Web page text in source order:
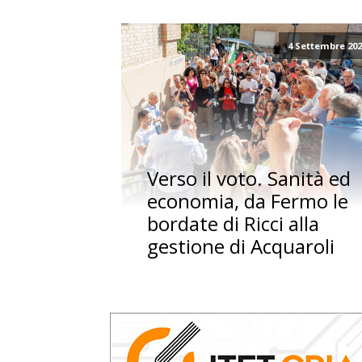
4 Settembre
Verso il voto. Sanità ed
economia, da Fermo le
bordate di Ricci alla
gestione di Acquaroli